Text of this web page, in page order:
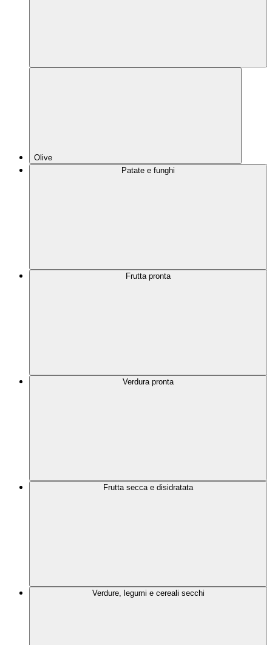
Olive
Patate e funghi
Frutta pronta
Verdura pronta
Frutta secca e disidratata
Verdure, legumi e cereali secchi